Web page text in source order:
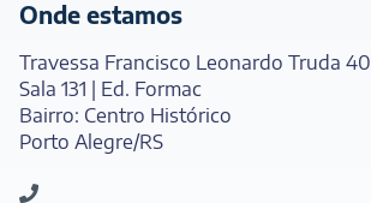
Onde estamos
Travessa Francisco Leonardo Truda 40
Sala 131 | Ed. Formac
Bairro: Centro Histórico
Porto Alegre/RS